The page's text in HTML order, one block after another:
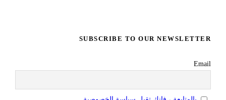
SUBSCRIBE TO OUR NEWSLETTER
Email